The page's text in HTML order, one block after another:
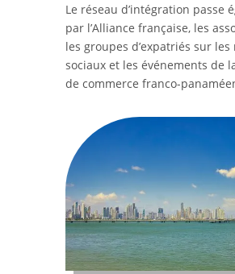
Le réseau d’intégration passe
par l’Alliance française, les
les groupes d’expatriés sur les
sociaux et les événements de
de commerce franco-